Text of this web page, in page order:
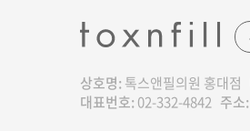
상호명: 톡스앤필의원 홍대점
대표번호: 02-332-4842 주소: